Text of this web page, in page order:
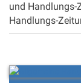
und Handlungs-
Handlungs-